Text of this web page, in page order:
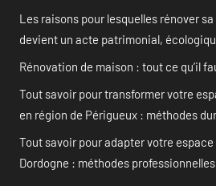
Les raisons pour lesquelles rénover
devient un acte patrimonial,
Rénovation de maison : tout ce qu’il
Tout savoir pour transformer votre
en région de Périgueux : méthodes
Tout savoir pour adapter votre espace
Dordogne : méthodes professionnelles